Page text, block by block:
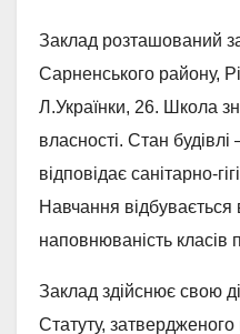
Заклад розташований
Сарненського району,
Л.Українки, 26. Школа
власності. Стан
відповідає санітарно-
Навчання
наповнюваність класів
Заклад здійснює свою
Статуту,